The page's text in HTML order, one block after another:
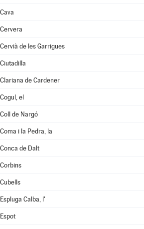
Cava
Cervera
Cervià de les Garrigues
Ciutadilla
Clariana de Cardener
Cogul, el
Coll de Nargó
Coma i la Pedra, la
Conca de Dalt
Corbins
Cubells
Espluga Calba, l'
Espot